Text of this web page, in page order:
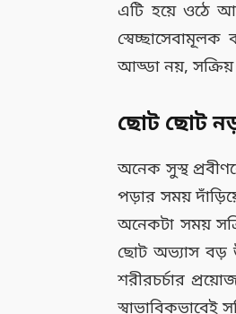
এটি হয়ে ওঠে
আড্ডা নয়,
ছোট ছোট
অনেক সুস্থ
পড়ার সময়
অনেকটা সময়
ছোট অভ্যাস বড়
শরীরচর্চার
স্বাভাবিকভাবেই